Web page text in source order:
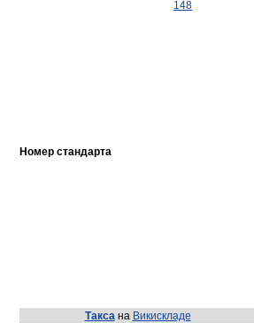
Номер стандарта
148
Таксана Викискладе